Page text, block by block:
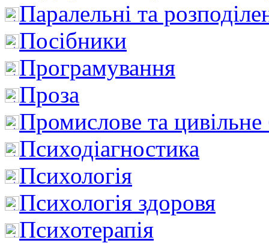
Паралельні та
Посібники
Програмування
Проза
Промислове та цивільне
Психодіагностика
Психологія
Психологія здоровя
Психотерапія